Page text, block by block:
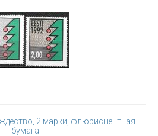
2 марки, флюрисцентная
бумага